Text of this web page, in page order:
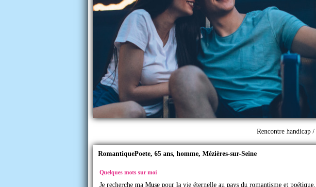
Rencontre handicap /
RomantiquePoete, 65 ans, homme, Mézières-sur-Seine
Quelques mots sur moi
Je recherche ma Muse pour la vie éternelle au pays du romantisme et poétique.